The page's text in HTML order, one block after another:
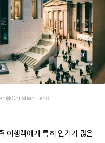
Lendl
여행객에게 특히 인기가 많은